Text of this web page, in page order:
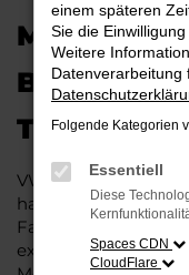
MIT
BIELEFELD
TIGUAN
VW Tiguan
hat einen
Fahrten in und um
existieren
einem späteren
Sie die
Weitere
Datenverarbeitung
Folgende Kategorien
Essentiell
Diese
Spaces CDN
CloudFlare